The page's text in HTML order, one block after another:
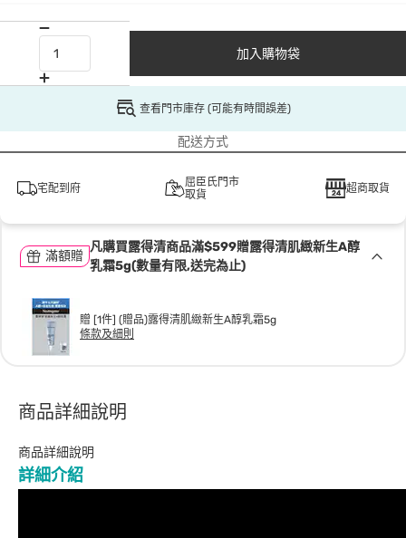
加入購物袋
查看門市庫存 (可能有時間誤差)
配送方式
宅配到府
屈臣氏門市
取貨
超商取貨
滿額贈
凡購買露得清商品滿$599贈露得清肌緻新生A醇
乳霜5g(數量有限,送完為止)
贈 [1件] (贈品)露得清肌緻新生A醇乳霜5g
條款及細則
商品詳細說明
商品詳細說明
詳細介紹